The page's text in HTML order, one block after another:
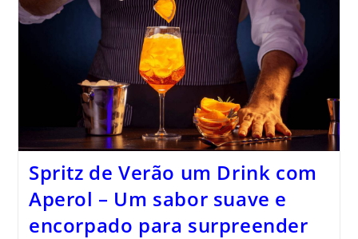
Spritz de Verão um Drink com
Aperol – Um sabor suave e
encorpado para surpreender